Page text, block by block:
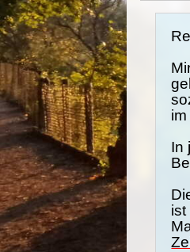
im
In
ist